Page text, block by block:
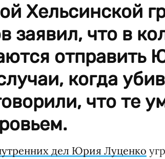
Хельсинской
заявил, что в
отправить
когда
что те
дел Юрия Луценко